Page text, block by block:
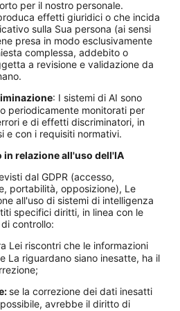
per il nostro personale.
effetti giuridici o che incida
sulla Sua persona (ai sensi
presa in modo esclusivamente
complessa, addebito o
a revisione e validazione da
: I sistemi di AI sono
periodicamente monitorati per
e di effetti discriminatori, in
e con i requisiti normativi.
relazione all'uso dell'IA
dal GDPR (accesso,
portabilità, opposizione), Le
all'uso di sistemi di intelligenza
specifici diritti, in linea con le
controllo:
Lei riscontri che le informazioni
La riguardano siano inesatte, ha il
se la correzione dei dati inesatti
avrebbe il diritto di